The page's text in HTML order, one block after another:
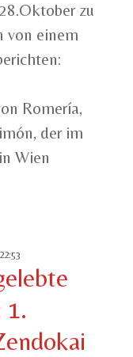
zu
von einem
Romería,
der im
Wien
1.